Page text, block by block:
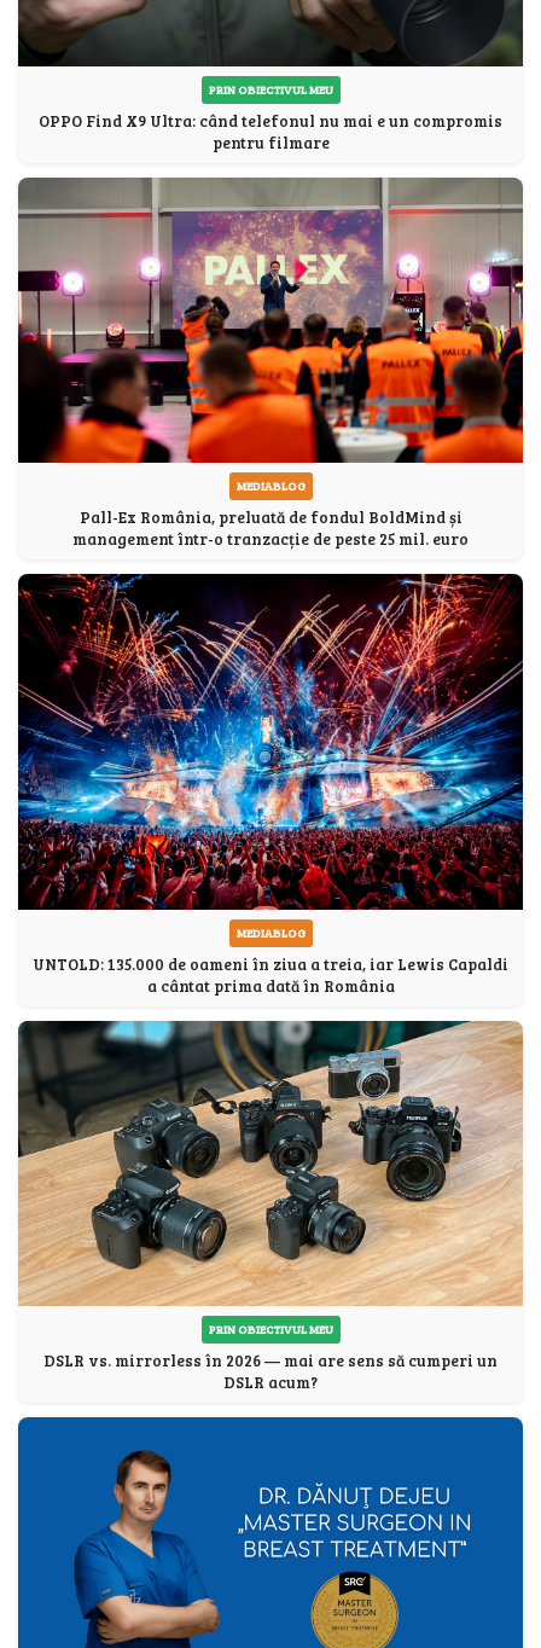
PRIN OBIECTIVUL MEU
OPPO Find X9 Ultra: când telefonul nu mai e un compromis
pentru filmare
MEDIABLOG
Pall-Ex România, preluată de fondul BoldMind și
management într-o tranzacție de peste 25 mil. euro
MEDIABLOG
UNTOLD: 135.000 de oameni în ziua a treia, iar Lewis Capaldi
a cântat prima dată în România
PRIN OBIECTIVUL MEU
DSLR vs. mirrorless în 2026 — mai are sens să cumperi un
DSLR acum?